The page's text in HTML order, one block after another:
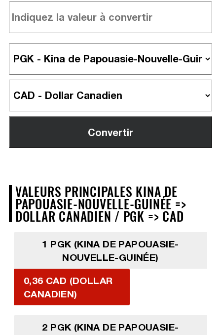
VALEURS PRINCIPALES KINA DE
PAPOUASIE-NOUVELLE-GUINÉE =>
DOLLAR CANADIEN / PGK => CAD
1 PGK (KINA DE PAPOUASIE-
NOUVELLE-GUINÉE)
0,36 CAD (DOLLAR
CANADIEN)
2 PGK (KINA DE PAPOUASIE-